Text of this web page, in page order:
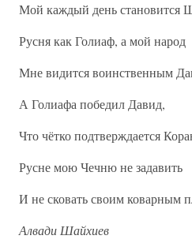
Мой каждый день становится
Русня как Голиаф, а мой народ
Мне видится воинственным
А Голиафа победил Давид,
Что чётко подтверждается
Русне мою Чечню не задавить
И не сковать своим коварным
Алвади Шайхиев